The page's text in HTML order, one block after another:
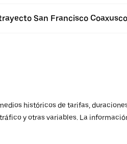
San Francisco
históricos de tarifas,
y otras variables. La